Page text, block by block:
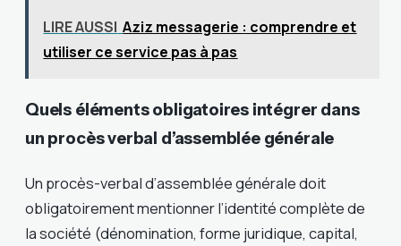
LIRE AUSSI Aziz messagerie : comprendre et
utiliser ce service pas à pas
Quels éléments obligatoires intégrer dans
un procès verbal d’assemblée générale
Un procès-verbal d’assemblée générale doit
obligatoirement mentionner l’identité complète de
la société (dénomination, forme juridique, capital,